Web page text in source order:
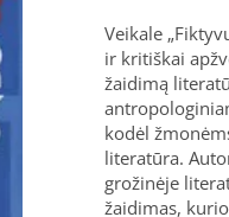
Veikale
ir kritiškai
žaidimą
kodėl
literatūra.
grožinėje
žaidimas,